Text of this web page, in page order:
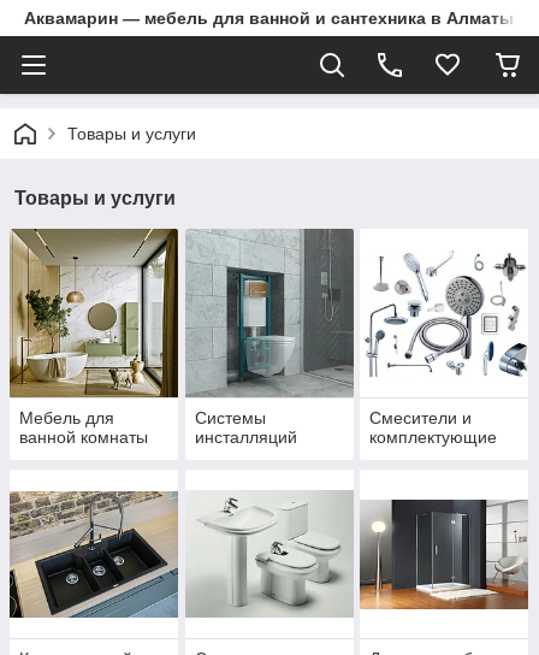
Аквамарин — мебель для ванной и сантехника в Алматы |
Товары и услуги
Товары и услуги
Мебель для
ванной комнаты
Системы
инсталляций
Смесители и
комплектующие